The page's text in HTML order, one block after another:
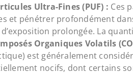
Ultra-Fines (PUF) : Ces
et pénétrer profondément
d’exposition prolongée. La
Organiques Volatils
est généralement
nocifs, dont certains